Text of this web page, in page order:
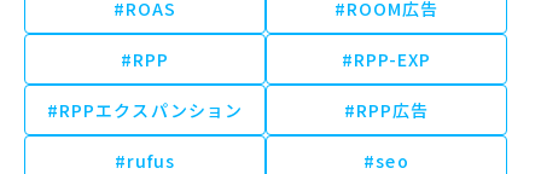
#ROAS #ROOM広告
#RPP #RPP-EXP
#RPPエクスパンション #RPP広告
#rufus #seo